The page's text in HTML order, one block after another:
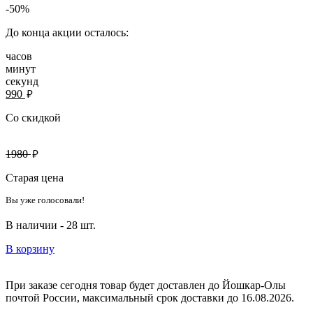
-50%
До конца акции осталось:
часов
минут
секунд
990 руб.
Со скидкой
1980руб.
Старая цена
Вы уже голосовали!
В наличии - 28 шт.
В корзину
При заказе сегодня товар будет доставлен до Йошкар-Олы
почтой России, максимальный срок доставки до 16.08.2026.